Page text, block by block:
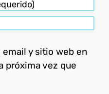
email y sitio web en
próxima vez que